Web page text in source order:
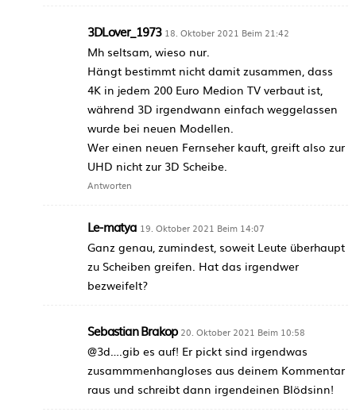
3DLover_1973 18. Oktober 2021 Beim 21:42
Mh seltsam, wieso nur.
Hängt bestimmt nicht damit zusammen, dass
4K in jedem 200 Euro Medion TV verbaut ist,
während 3D irgendwann einfach weggelassen
wurde bei neuen Modellen.
Wer einen neuen Fernseher kauft, greift also zur
UHD nicht zur 3D Scheibe.
Antworten
Le-matya 19. Oktober 2021 Beim 14:07
Ganz genau, zumindest, soweit Leute überhaupt
zu Scheiben greifen. Hat das irgendwer
bezweifelt?
Sebastian Brakop 20. Oktober 2021 Beim 10:58
@3d….gib es auf! Er pickt sind irgendwas
zusammmenhangloses aus deinem Kommentar
raus und schreibt dann irgendeinen Blödsinn!